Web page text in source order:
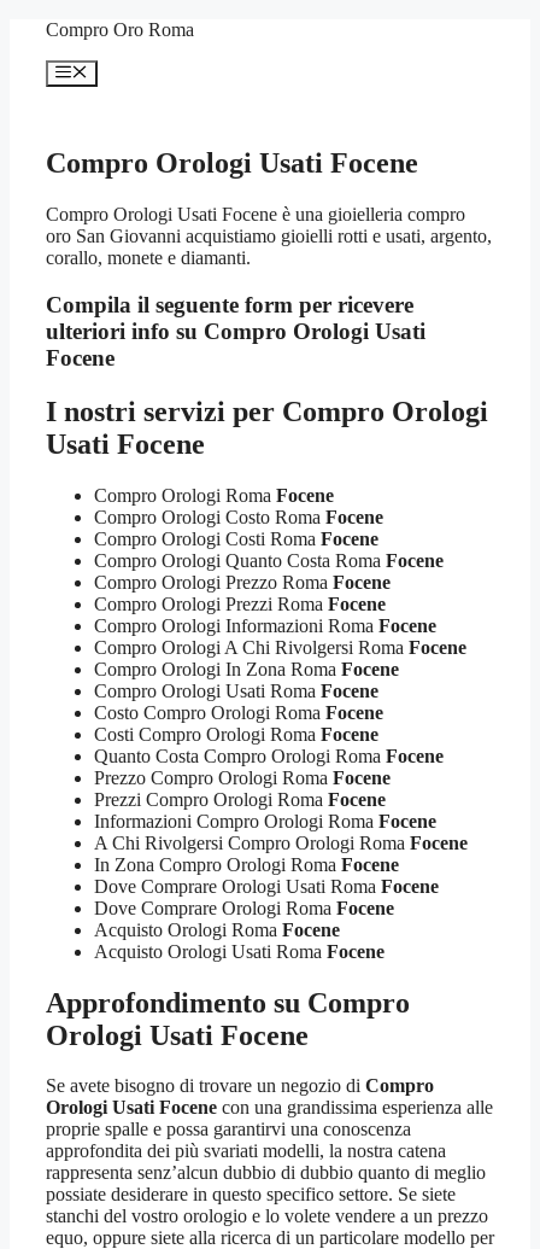
contenuto
Compro Oro Roma
Menu
Compro Orologi Usati Focene
Compro Orologi Usati Focene è una gioielleria compro
oro San Giovanni acquistiamo gioielli rotti e usati, argento,
corallo, monete e diamanti.
Compila il seguente form per ricevere
ulteriori info su Compro Orologi Usati
Focene
I nostri servizi per Compro Orologi
Usati Focene
Compro Orologi Roma Focene
Compro Orologi Costo Roma Focene
Compro Orologi Costi Roma Focene
Compro Orologi Quanto Costa Roma Focene
Compro Orologi Prezzo Roma Focene
Compro Orologi Prezzi Roma Focene
Compro Orologi Informazioni Roma Focene
Compro Orologi A Chi Rivolgersi Roma Focene
Compro Orologi In Zona Roma Focene
Compro Orologi Usati Roma Focene
Costo Compro Orologi Roma Focene
Costi Compro Orologi Roma Focene
Quanto Costa Compro Orologi Roma Focene
Prezzo Compro Orologi Roma Focene
Prezzi Compro Orologi Roma Focene
Informazioni Compro Orologi Roma Focene
A Chi Rivolgersi Compro Orologi Roma Focene
In Zona Compro Orologi Roma Focene
Dove Comprare Orologi Usati Roma Focene
Dove Comprare Orologi Roma Focene
Acquisto Orologi Roma Focene
Acquisto Orologi Usati Roma Focene
Approfondimento su Compro
Orologi Usati Focene
Se avete bisogno di trovare un negozio di Compro
Orologi Usati Focene con una grandissima esperienza alle
proprie spalle e possa garantirvi una conoscenza
approfondita dei più svariati modelli, la nostra catena
rappresenta senz’alcun dubbio di dubbio quanto di meglio
possiate desiderare in questo specifico settore. Se siete
stanchi del vostro orologio e lo volete vendere a un prezzo
equo, oppure siete alla ricerca di un particolare modello per